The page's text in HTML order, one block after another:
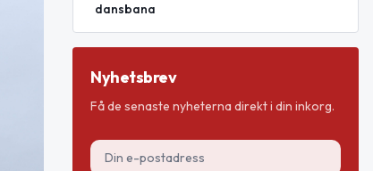
dansbana
Nyhetsbrev
Få de senaste nyheterna direkt i din inkorg.